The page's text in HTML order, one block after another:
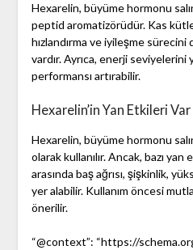
Hexarelin, büyüme hormonu
peptid aromatizörüdür. Kas
hızlandırma ve iyileşme
vardır. Ayrıca, enerji
performansı artırabilir.
Hexarelin’in Yan Etkileri Var
Hexarelin, büyüme hormonu
olarak kullanılır. Ancak, bazı
arasında baş ağrısı, şişkinlik,
yer alabilir. Kullanım öncesi
önerilir.
“@context”: “https://